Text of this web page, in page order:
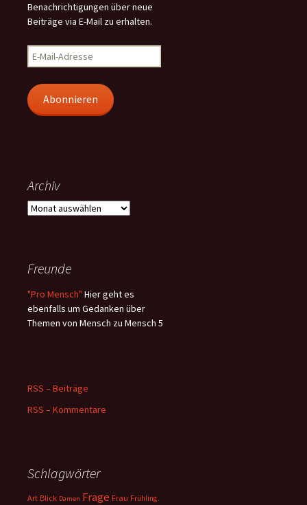
Benachrichtigungen über neue
Beiträge via E-Mail zu erhalten.
E-
Mail-
Abonnieren
Archiv
Archiv
Freunde
"Pro Mensch" Hier geht es
ebenfalls um Gedanken über
Themen von Mensch zu Mensch 5
RSS – Beiträge
RSS – Kommentare
Schlagwörter
Art Blick Damen Frage Frau Frühling